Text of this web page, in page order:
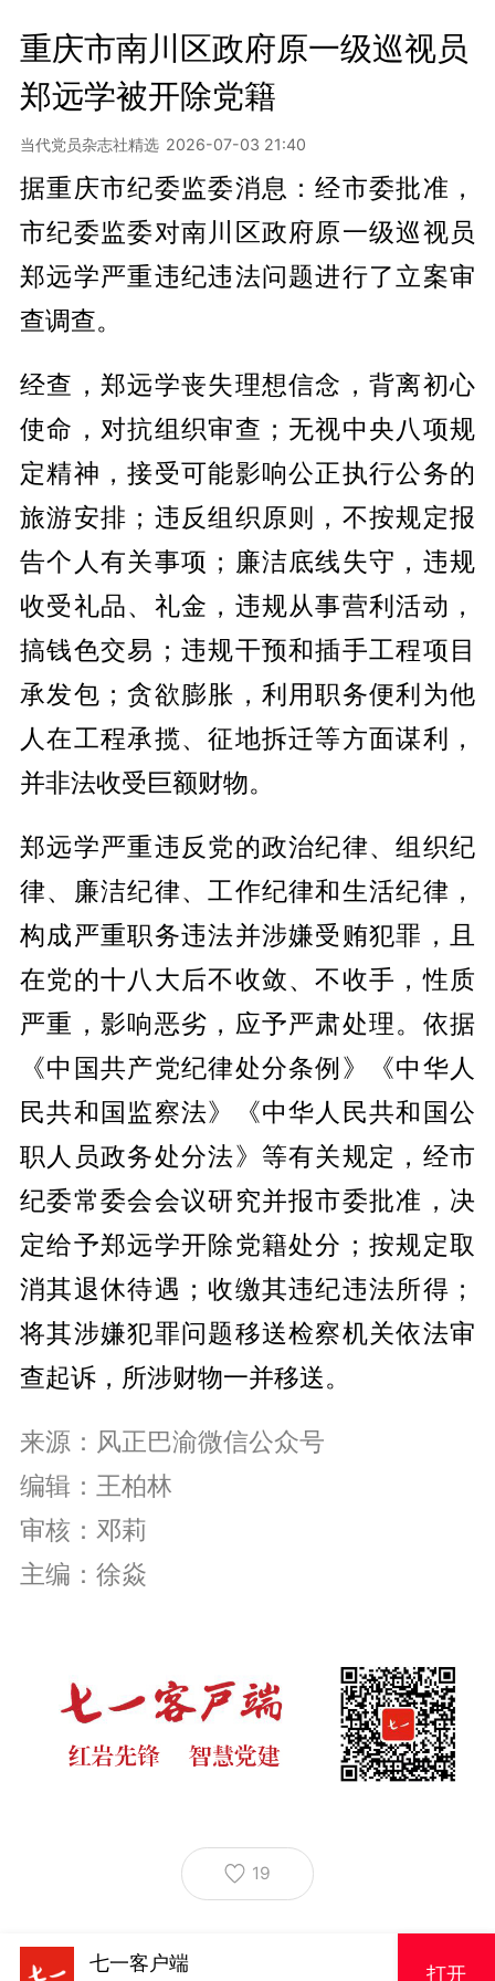
重庆市南川区政府原一级巡视员
郑远学被开除党籍
当代党员杂志社精选 2026-07-03 21:40
据重庆市纪委监委消息：经市委批准，
市纪委监委对南川区政府原一级巡视员
郑远学严重违纪违法问题进行了立案审
查调查。
经查，郑远学丧失理想信念，背离初心
使命，对抗组织审查；无视中央八项规
定精神，接受可能影响公正执行公务的
旅游安排；违反组织原则，不按规定报
告个人有关事项；廉洁底线失守，违规
收受礼品、礼金，违规从事营利活动，
搞钱色交易；违规干预和插手工程项目
承发包；贪欲膨胀，利用职务便利为他
人在工程承揽、征地拆迁等方面谋利，
并非法收受巨额财物。
郑远学严重违反党的政治纪律、组织纪
律、廉洁纪律、工作纪律和生活纪律，
构成严重职务违法并涉嫌受贿犯罪，且
在党的十八大后不收敛、不收手，性质
严重，影响恶劣，应予严肃处理。依据
《中国共产党纪律处分条例》《中华人
民共和国监察法》《中华人民共和国公
职人员政务处分法》等有关规定，经市
纪委常委会会议研究并报市委批准，决
定给予郑远学开除党籍处分；按规定取
消其退休待遇；收缴其违纪违法所得；
将其涉嫌犯罪问题移送检察机关依法审
查起诉，所涉财物一并移送。
来源：风正巴渝微信公众号
编辑：王柏林
审核：邓莉
主编：徐焱
19
七一客户端 打开